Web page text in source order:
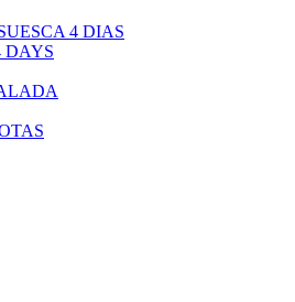
4 DIAS
DAYS